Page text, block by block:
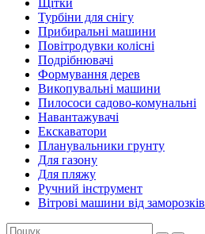
Щітки
Турбіни для снігу
Прибиральні машини
Повітродувки колісні
Подрібнювачі
Формування дерев
Викопувальні машини
Пилососи садово-комунальні
Навантажувачі
Екскаватори
Планувальники грунту
Для газону
Для пляжу
Ручний інструмент
Вітрові машини від заморозків